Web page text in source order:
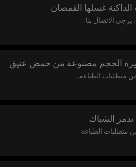
غسلها القمصان
الاتصال بنا!
متطلبات الطباعة.
الشباك
متطلبات الطباعة.